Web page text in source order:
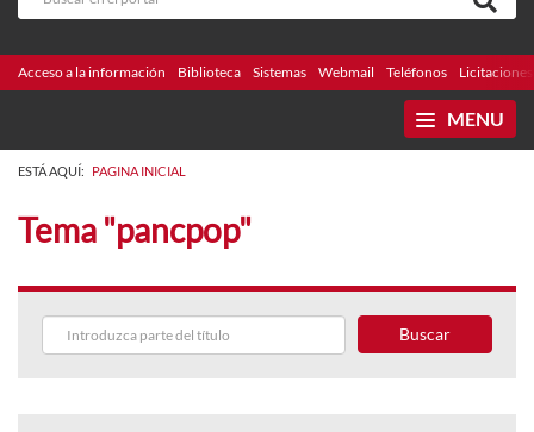
Acceso a la información Biblioteca Sistemas Webmail Teléfonos Licitaciones
MENU
ESTÁ AQUÍ: PAGINA INICIAL
Tema "pancpop"
Buscar